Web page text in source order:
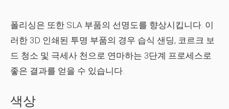
폴리싱은 또한 SLA 부품의 선명도를 향상시킵니다. 이
러한 3D 인쇄된 투명 부품의 경우 습식 샌딩, 코르크 보
드 청소 및 극세사 천으로 연마하는 3단계 프로세스로
좋은 결과를 얻을 수 있습니다.
색상